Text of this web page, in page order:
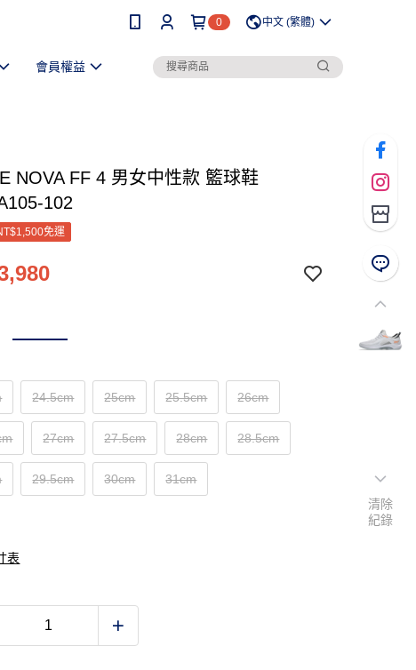
0 中文 (繁體)
會員權益
NOVA FF 4 男女中性款 籃球鞋
102
免運
24.5cm 25cm 25.5cm 26cm
27cm 27.5cm 28cm 28.5cm
29.5cm 30cm 31cm
表
清除
紀錄